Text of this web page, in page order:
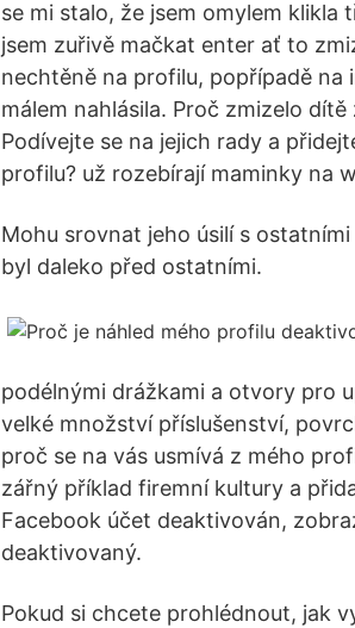
se mi stalo, že jsem omylem
jsem zuřivě mačkat enter ať to
nechtěně na profilu, popřípadě na
málem nahlásila. Proč zmizelo
Podívejte se na jejich rady a
profilu? už rozebírají maminky na
Mohu srovnat jeho úsilí s
byl daleko před ostatními.
podélnými drážkami a otvory pro
velké množství příslušenství,
proč se na vás usmívá z mého
zářný příklad firemní kultury a
Facebook účet deaktivován,
deaktivovaný.
Pokud si chcete prohlédnout, jak